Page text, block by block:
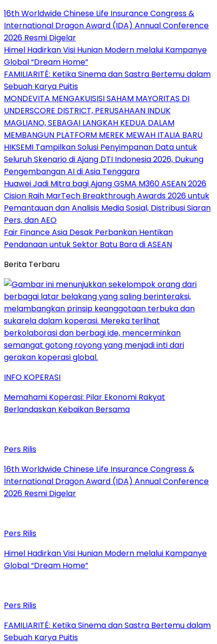
16th Worldwide Chinese Life Insurance Congress &
International Dragon Award (IDA) Annual Conference
2026 Resmi Digelar
Himel Hadirkan Visi Hunian Modern melalui Kampanye
Global “Dream Home”
FAMILIARITÉ: Ketika Sinema dan Sastra Bertemu dalam
Sebuah Karya Puitis
MONDEVITA MENGAKUISISI SAHAM MAYORITAS DI
UNDERSCORE DISTRICT, PERUSAHAAN INDUK
MAGLIANO, SEBAGAI LANGKAH KEDUA DALAM
MEMBANGUN PLATFORM MEREK MEWAH ITALIA BARU
HIKSEMI Tampilkan Solusi Penyimpanan Data untuk
Seluruh Skenario di Ajang DTI Indonesia 2026, Dukung
Pengembangan AI di Asia Tenggara
Huawei Jadi Mitra bagi Ajang GSMA M360 ASEAN 2026
Cision Raih MarTech Breakthrough Awards 2026 untuk
Pemantauan dan Analisis Media Sosial, Distribusi Siaran
Pers, dan AEO
Fair Finance Asia Desak Perbankan Hentikan
Pendanaan untuk Sektor Batu Bara di ASEAN
Berita Terbaru
INFO KOPERASI
Memahami Koperasi: Pilar Ekonomi Rakyat
Berlandaskan Kebaikan Bersama
Pers Rilis
16th Worldwide Chinese Life Insurance Congress &
International Dragon Award (IDA) Annual Conference
2026 Resmi Digelar
Pers Rilis
Himel Hadirkan Visi Hunian Modern melalui Kampanye
Global “Dream Home”
Pers Rilis
FAMILIARITÉ: Ketika Sinema dan Sastra Bertemu dalam
Sebuah Karya Puitis